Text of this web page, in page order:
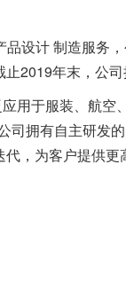
设计 制造服务
2019年末，公
用于服装、航
拥有自主研
，为客户提供更